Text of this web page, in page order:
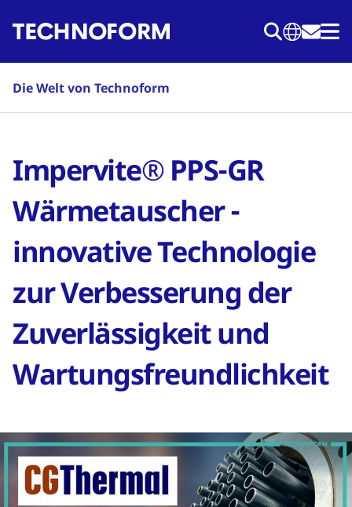
zum
Die Welt von Technoform
Impervite® PPS-GR
Wärmetauscher -
innovative Technologie
zur Verbesserung der
Zuverlässigkeit und
Wartungsfreundlichkeit